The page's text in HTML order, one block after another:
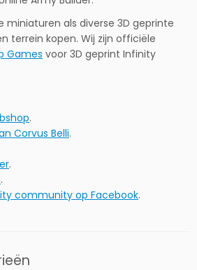
miniaturen als diverse 3D geprinte
terrein kopen. Wij zijn officiële
Games voor 3D geprint Infinity
.
Corvus Belli.
.
.
community op Facebook.